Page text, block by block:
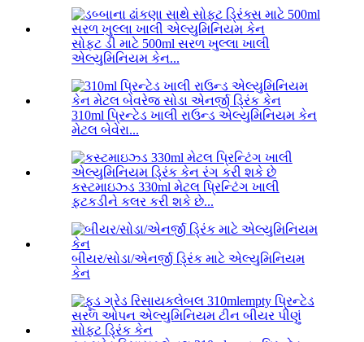
સોફ્ટ ડી માટે 500ml સરળ ખુલ્લા ખાલી
એલ્યુમિનિયમ કેન...
310ml પ્રિન્ટેડ ખાલી રાઉન્ડ એલ્યુમિનિયમ કેન
મેટલ બેવેરા...
કસ્ટમાઇઝ્ડ 330ml મેટલ પ્રિન્ટિંગ ખાલી
ફટકડીને કલર કરી શકે છે...
બીયર/સોડા/એનર્જી ડ્રિંક માટે એલ્યુમિનિયમ
કેન